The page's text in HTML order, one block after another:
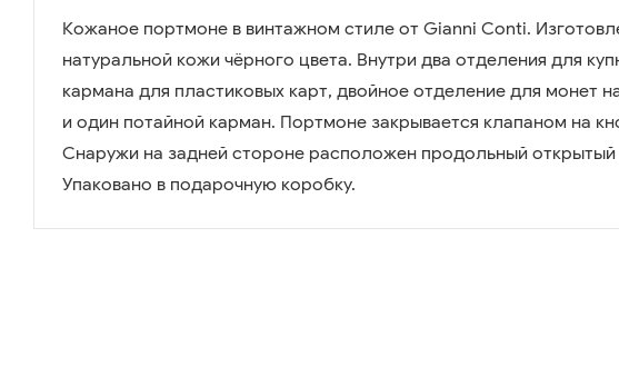
Кожаное портмоне в винтажном стиле от Gianni Conti.
натуральной кожи чёрного цвета. Внутри два отделения для
кармана для пластиковых карт, двойное отделение для монет
и один потайной карман. Портмоне закрывается клапаном на
Снаружи на задней стороне расположен продольный открытый
Упаковано в подарочную коробку.